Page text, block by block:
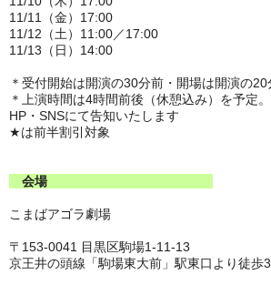
11/11（金）17:00
11/12（土）11:00／17:00
11/13（日）14:00
＊受付開始は開演の30分前・開場は開演の20
＊上演時間は4時間前後（休憩込み）を予定
HP・SNSにて告知いたします
★は前半割引対象
会場
こまばアゴラ劇場
〒153-0041 目黒区駒場1-11-13
京王井の頭線「駒場東大前」駅東口より徒歩